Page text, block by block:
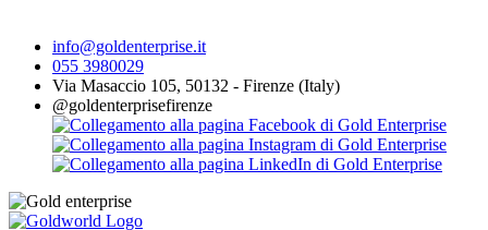
info@goldenterprise.it
055 3980029
Via Masaccio 105, 50132 - Firenze (Italy)
@goldenterprisefirenze